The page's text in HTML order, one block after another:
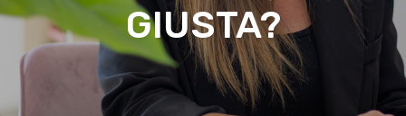
GIUSTA?